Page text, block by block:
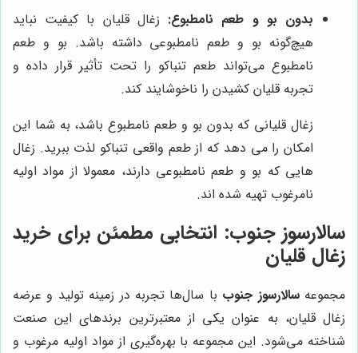
بدون بو و طعم نامطبوع: زغال قلیان با کیفیت نباید
هیچ‌گونه بو و طعم نامطبوعی داشته باشد. بو و طعم
نامطبوع می‌تواند طعم تنباکو را تحت تأثیر قرار داده و
تجربه قلیان کشیدن را ناخوشایند کند.
زغال قلیانی که بدون بو و طعم نامطبوع باشد، به شما این
امکان را می دهد که از طعم واقعی تنباکو لذت ببرید. زغال
هایی که بو و طعم نامطبوعی دارند، معمولا از مواد اولیه
نامرغوب تهیه شده اند.
سالارسوز جنوب: انتخابی مطمئن برای خرید
زغال قلیان
مجموعهسالارسوز جنوب با سال‌ها تجربه در زمینه تولید و عرضه
زغال قلیان، به عنوان یکی از معتبرترین برندهای این صنعت
شناخته می‌شود. این مجموعه با بهره‌گیری از مواد اولیه مرغوب و